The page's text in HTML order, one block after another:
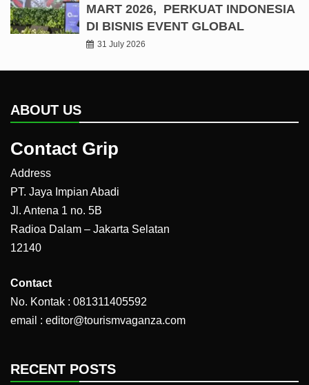
MART 2026, PERKUAT INDONESIA
DI BISNIS EVENT GLOBAL
31 July 2026
ABOUT US
Contact Grip
Address
PT. Jaya Impian Abadi
Jl. Antena 1 no. 5B
Radioa Dalam – Jakarta Selatan
12140
Contact
No. Kontak : 081311405592
email : editor@tourismvaganza.com
RECENT POSTS